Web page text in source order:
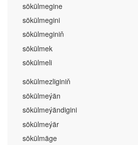
sökülmegine
sökülmegini
sökülmeginiň
sökülmek
sökülmeli
sökülmezliginiň
sökülmeýän
sökülmeýändigini
sökülmeýär
sökülmäge